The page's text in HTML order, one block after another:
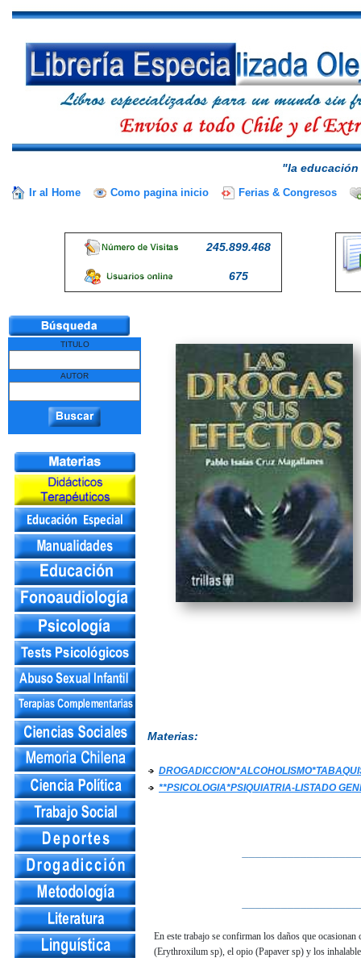
"la
Ir al Home Como pagina inicio Ferias & Congresos
245.899.468
675
TITULO
AUTOR
Materias:
**PSICOLOGIA*PSIQUIATRIA-LISTADO
En este trabajo se confirman los daños que
(Erythroxilum sp), el opio (Papaver sp) y los